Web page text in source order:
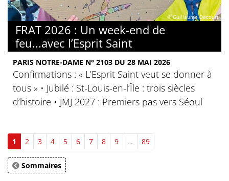
© Guillaume Decourt
FRAT 2026 : Un week-end de
feu...avec l’Esprit Saint
PARIS NOTRE-DAME N° 2103 DU 28 MAI 2026
Confirmations : « L’Esprit Saint veut se donner à
tous » • Jubilé : St-Louis-en-l’Île : trois siècles
d’histoire • JMJ 2027 : Premiers pas vers Séoul
1 2 3 4 5 6 7 8 9 … 89
Sommaires